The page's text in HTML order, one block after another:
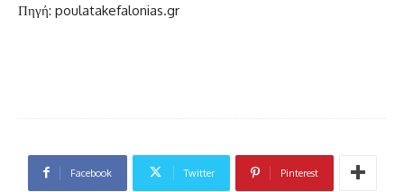
Πηγή: poulatakefalonias.gr
Facebook Twitter Pinterest